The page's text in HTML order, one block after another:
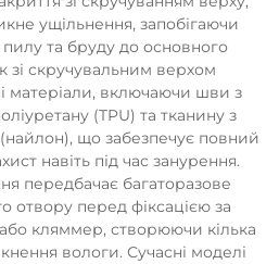
ущільнення, запобігаючи
та бруду до основного
зі скручувальним верхом
матеріали, включаючи шви з
(TPU) та тканину з
що забезпечує повний
навіть під час занурення.
передбачає багаторазове
отвору перед фіксацією за
кляммер, створюючи кілька
вологи. Сучасні моделі